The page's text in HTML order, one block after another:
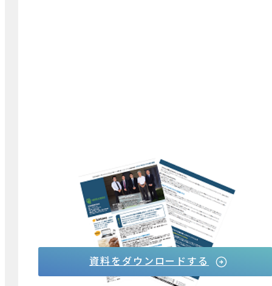
Office365とkintoneの導入で"仕事を楽しくす
る"システム基盤を構築
日成共益株式会社様の導入事例資料は、こちらから
ダウンロードできます。
資料をダウンロードする